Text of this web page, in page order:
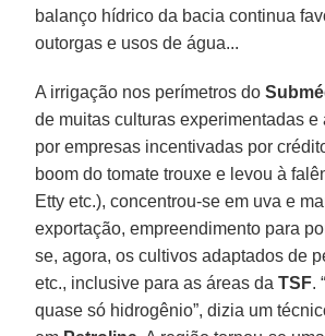
balanço hídrico da bacia continua
outorgas e usos de água...
A irrigação nos perímetros do
de muitas culturas experimentadas e
por empresas incentivadas por
boom do tomate trouxe e levou à
Etty etc.), concentrou-se em uva e
exportação, empreendimento para
se, agora, os cultivos adaptados de
etc., inclusive para as áreas daTSF.
quase só hidrogênio”, dizia um